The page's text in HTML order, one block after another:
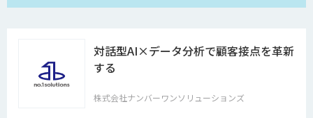
※AIスライド作成など
「チームで業務を劇的
に変えたい」方に
・5名様まで一律料金
で使い放題
・全機能制限なし！ AI
スライドも自動作成
対話型AI×データ分析で顧客接点を革新
する
株式会社ナンバーワンソリューションズ